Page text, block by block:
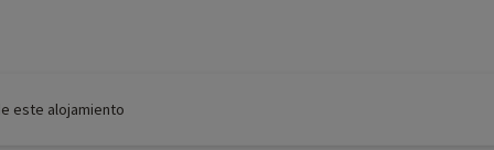
este alojamiento